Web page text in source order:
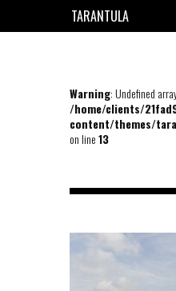
TARANTULA
Warning: Undefined
/home/clients/
content/themes/
on line13